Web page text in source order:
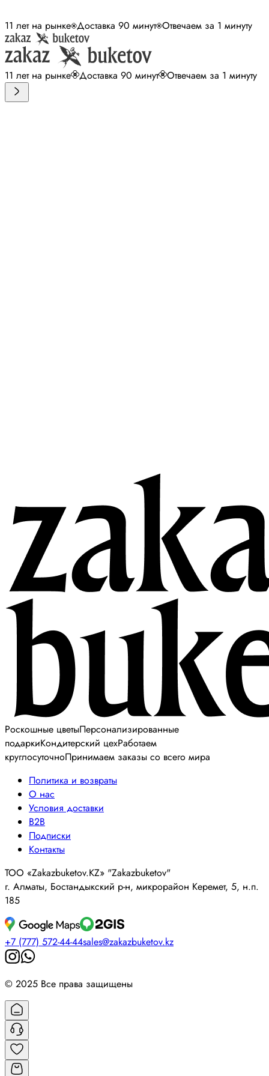
11 лет на рынке Доставка 90 минут Отвечаем за 1 минуту
11 лет на рынке Доставка 90 минут Отвечаем за 1 минуту
Роскошные цветыПерсонализированные
подаркиКондитерский цехРаботаем
круглосуточноПринимаем заказы со всего мира
Политика и возвраты
О нас
Условия доставки
B2B
Подписки
Контакты
ТОО «Zakazbuketov.KZ» "Zakazbuketov"
г. Алматы, Бостандыкский р-н, микрорайон Керемет, 5, н.п.
185
+7 (777) 572-44-44sales@zakazbuketov.kz
© 2025 Все права защищены